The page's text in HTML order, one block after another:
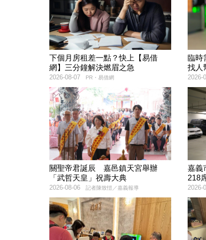
下個月房租差一點？快上【易借
網】三分鐘解決燃眉之急
PR・易借網
2026-08-07
臨時
找人
2026-
關聖帝君誕辰 嘉邑鎮天宮舉辦
「武哲天皇」祝壽大典
記者陳致愷／嘉義報導
2026-08-06
嘉義
218
2026-